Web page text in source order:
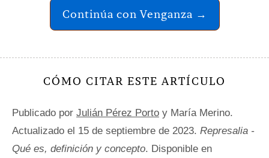
Continúa con Venganza →
CÓMO CITAR ESTE ARTÍCULO
Publicado por Julián Pérez Porto y María Merino.
Actualizado el 15 de septiembre de 2023. Represalia -
Qué es, definición y concepto. Disponible en